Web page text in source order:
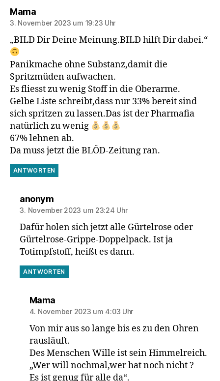
Mamasagt:
3. November 2023 um 19:23 Uhr
„BILD Dir Deine Meinung.BILD hilft Dir dabei.“
Panikmache ohne Substanz,damit die
Spritzmüden aufwachen.
Es fliesst zu wenig Stoff in die Oberarme.
Gelbe Liste schreibt,dass nur 33% bereit sind
sich spritzen zu lassen.Das ist der Pharmafia
natürlich zu wenig
67% lehnen ab.
Da muss jetzt die BLÖD-Zeitung ran.
ANTWORTEN
anonymsagt:
3. November 2023 um 23:24 Uhr
Dafür holen sich jetzt alle Gürtelrose oder
Gürtelrose-Grippe-Doppelpack. Ist ja
Totimpfstoff, heißt es dann.
ANTWORTEN
Mamasagt:
4. November 2023 um 4:03 Uhr
Von mir aus so lange bis es zu den Ohren
rausläuft.
Des Menschen Wille ist sein Himmelreich.
„Wer will nochmal,wer hat noch nicht ?
Es ist genug für alle da“.